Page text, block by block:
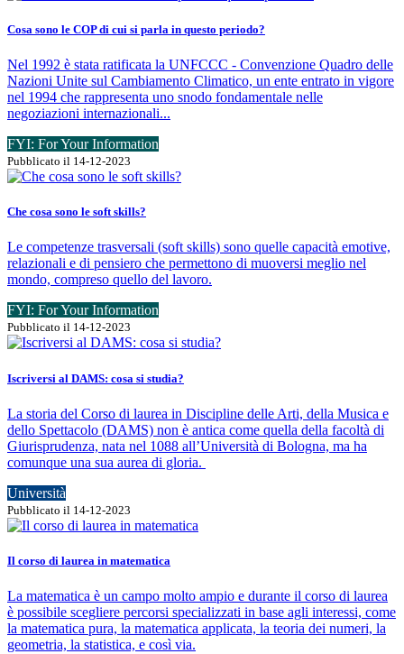
Cosa sono le COP di cui si parla in questo periodo?
Nel 1992 è stata ratificata la UNFCCC - Convenzione Quadro delle
Nazioni Unite sul Cambiamento Climatico, un ente entrato in vigore
nel 1994 che rappresenta uno snodo fondamentale nelle
negoziazioni internazionali...
FYI: For Your Information
Pubblicato il 14-12-2023
Che cosa sono le soft skills?
Le competenze trasversali (soft skills) sono quelle capacità emotive,
relazionali e di pensiero che permettono di muoversi meglio nel
mondo, compreso quello del lavoro.
FYI: For Your Information
Pubblicato il 14-12-2023
Iscriversi al DAMS: cosa si studia?
La storia del Corso di laurea in Discipline delle Arti, della Musica e
dello Spettacolo (DAMS) non è antica come quella della facoltà di
Giurisprudenza, nata nel 1088 all’Università di Bologna, ma ha
comunque una sua aurea di gloria.
Università
Pubblicato il 14-12-2023
Il corso di laurea in matematica
La matematica è un campo molto ampio e durante il corso di laurea
è possibile scegliere percorsi specializzati in base agli interessi, come
la matematica pura, la matematica applicata, la teoria dei numeri, la
geometria, la statistica, e così via.